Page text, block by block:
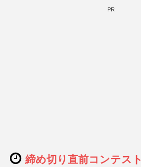
PR
締め切り直前コンテスト